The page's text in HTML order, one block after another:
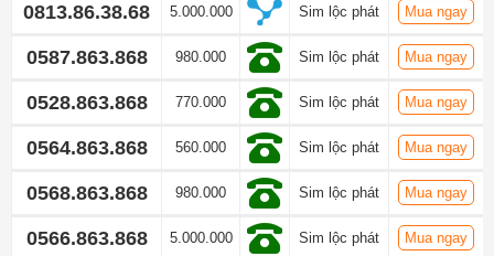
0813.86.38.68 5.000.000 Sim lộc phát Mua ngay
0587.863.868 980.000 Sim lộc phát Mua ngay
0528.863.868 770.000 Sim lộc phát Mua ngay
0564.863.868 560.000 Sim lộc phát Mua ngay
0568.863.868 980.000 Sim lộc phát Mua ngay
0566.863.868 5.000.000 Sim lộc phát Mua ngay